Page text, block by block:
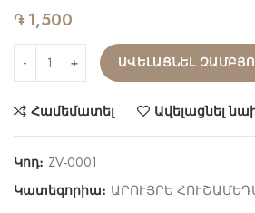
֏1,500
ԱՎԵԼԱՑՆԵԼ
Համեմատել Ավելացնել
Կոդ։ ZV-0001
Կատեգորիա։ ԱՐՈՒՅՐԵ